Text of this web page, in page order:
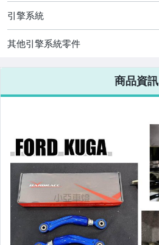
原廠=規格大燈.正廠大燈
改裝=R8燈眉款DRL大燈
改裝=光圈魚眼大燈.一般魚眼大燈
客製=光圈魚眼導光條日行燈系列
超薄型HID氙氣燈泡.大燈燈泡
通用型DRL日行燈.R8日行燈
原廠型=角燈.晶鑽.黑框.黃角燈
前保桿小燈.晶鑽.黑框小燈
引擎系統
其他引擎系統零件
商品資訊